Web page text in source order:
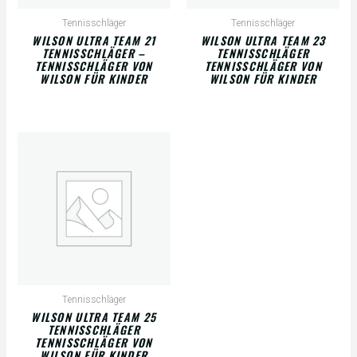
Tennisschläger
WILSON ULTRA TEAM 21
TENNISSCHLÄGER –
TENNISSCHLÄGER VON
WILSON FÜR KINDER
Tennisschläger
WILSON ULTRA TEAM 23
TENNISSCHLÄGER
TENNISSCHLÄGER VON
WILSON FÜR KINDER
Tennisschläger
WILSON ULTRA TEAM 25
TENNISSCHLÄGER
TENNISSCHLÄGER VON